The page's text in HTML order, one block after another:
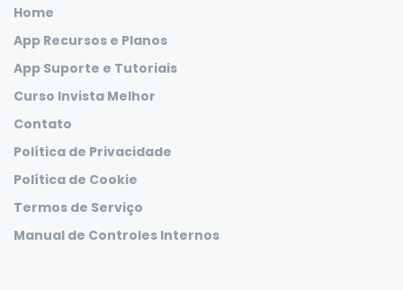
Home
App Recursos e Planos
App Suporte e Tutoriais
Curso Invista Melhor
Contato
Política de Privacidade
Política de Cookie
Termos de Serviço
Manual de Controles Internos